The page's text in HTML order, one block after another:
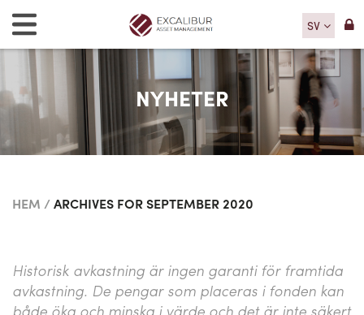
SV
NYHETER
HEM /ARCHIVES FOR SEPTEMBER 2020
Historisk avkastning är ingen garanti för framtida
avkastning. De pengar som placeras i fonden kan
både öka och minska i värde och det är inte säkert